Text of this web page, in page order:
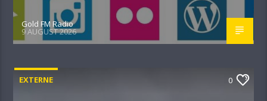
Gold FM Radio
9 AUGUST 2026
EXTERNE 0